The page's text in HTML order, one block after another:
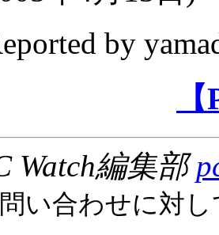
by
Watch編集部
い合わせに対